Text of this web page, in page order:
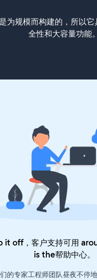
为规模而构建的，所以
全性和大容量功能。
it off，客户支持可用
is the帮助中心。
的专家工程师团队昼夜不停